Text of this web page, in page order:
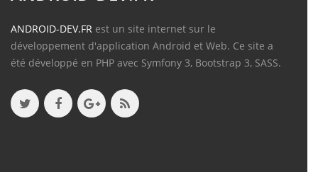
ANDROID-DEV.FR est un site internet sur le
développement d'application Android et Web. Ce site a
été développé en PHP avec Symfony 3, Bootstrap 3, SASS.